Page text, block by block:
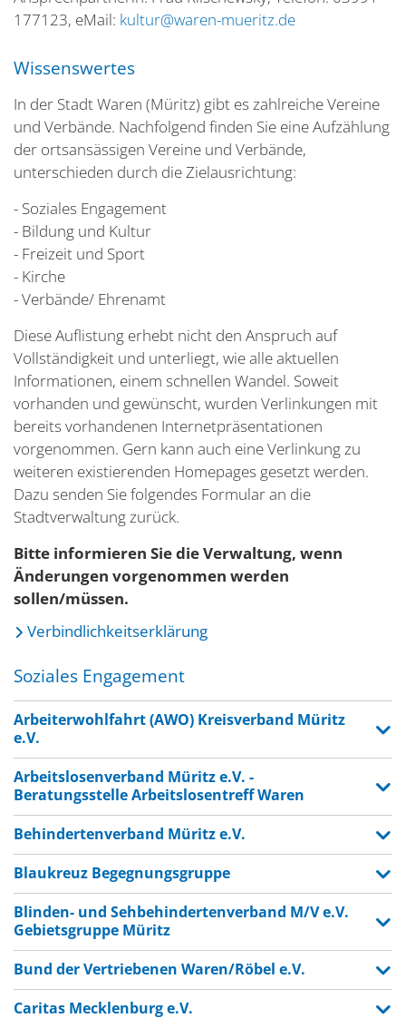
177123, eMail: kultur@waren-mueritz.de
Wissenswertes
In der Stadt Waren (Müritz) gibt es zahlreiche Vereine
und Verbände. Nachfolgend finden Sie eine Aufzählung
der ortsansässigen Vereine und Verbände,
unterschieden durch die Zielausrichtung:
- Soziales Engagement
- Bildung und Kultur
- Freizeit und Sport
- Kirche
- Verbände/ Ehrenamt
Diese Auflistung erhebt nicht den Anspruch auf
Vollständigkeit und unterliegt, wie alle aktuellen
Informationen, einem schnellen Wandel. Soweit
vorhanden und gewünscht, wurden Verlinkungen mit
bereits vorhandenen Internetpräsentationen
vorgenommen. Gern kann auch eine Verlinkung zu
weiteren existierenden Homepages gesetzt werden.
Dazu senden Sie folgendes Formular an die
Stadtverwaltung zurück.
Bitte informieren Sie die Verwaltung, wenn
Änderungen vorgenommen werden
sollen/müssen.
Verbindlichkeitserklärung
Soziales Engagement
Arbeiterwohlfahrt (AWO) Kreisverband Müritz
e.V.
Arbeitslosenverband Müritz e.V. -
Beratungsstelle Arbeitslosentreff Waren
Behindertenverband Müritz e.V.
Blaukreuz Begegnungsgruppe
Blinden- und Sehbehindertenverband M/V e.V.
Gebietsgruppe Müritz
Bund der Vertriebenen Waren/Röbel e.V.
Caritas Mecklenburg e.V.